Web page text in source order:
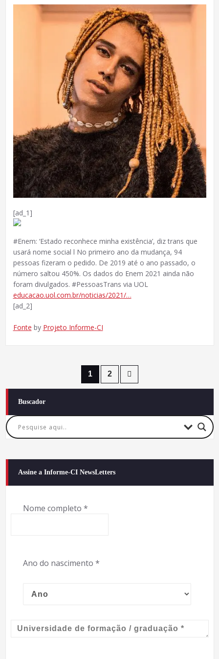
[ad_1]
#Enem: ‘Estado reconhece minha existência’, diz trans que
usará nome social l No primeiro ano da mudança, 94
pessoas fizeram o pedido. De 2019 até o ano passado, o
número saltou 450%. Os dados do Enem 2021 ainda não
foram divulgados. #PessoasTrans via UOL
educacao.uol.com.br/noticias/2021/…
[ad_2]
Fonte by Projeto Informe-CI
de
posts
1 2
Buscador
Assine a Informe-CI NewsLetters
Nome completo *
Ano do nascimento *